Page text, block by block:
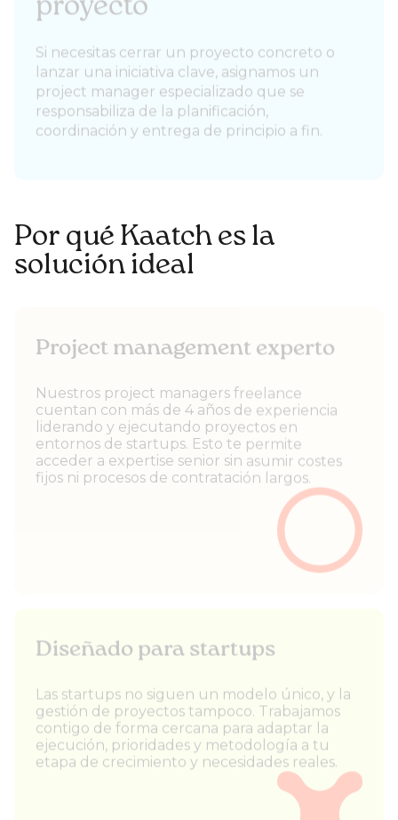
proyecto
Si necesitas cerrar un proyecto concreto o
lanzar una iniciativa clave, asignamos un
project manager especializado que se
responsabiliza de la planificación,
coordinación y entrega de principio a fin.
Por qué Kaatch es la
solución ideal
Project management experto
Nuestros project managers freelance
cuentan con más de 4 años de experiencia
liderando y ejecutando proyectos en
entornos de startups. Esto te permite
acceder a expertise senior sin asumir costes
fijos ni procesos de contratación largos.
Diseñado para startups
Las startups no siguen un modelo único, y la
gestión de proyectos tampoco. Trabajamos
contigo de forma cercana para adaptar la
ejecución, prioridades y metodología a tu
etapa de crecimiento y necesidades reales.